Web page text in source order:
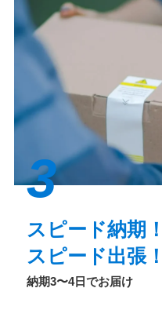
3
スピード納期！
スピード出張！
納期3〜4日でお届け